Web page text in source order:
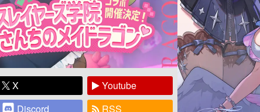
X
Youtube
Discord
RSS